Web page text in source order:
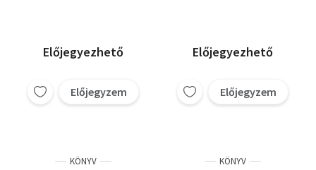
Előjegyezhető
Előjegyzem
Előjegyezhető
Előjegyzem
KÖNYV KÖNYV